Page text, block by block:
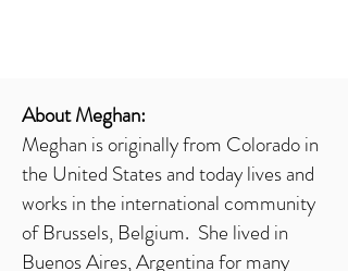
About Meghan:
Meghan is originally from Colorado in
the United States and today lives and
works in the international community
of Brussels, Belgium. She lived in
Buenos Aires, Argentina for many